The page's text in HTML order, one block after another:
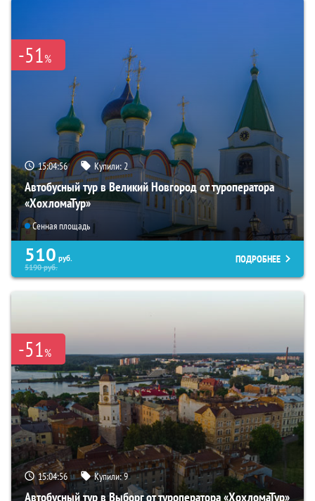
-51%
15:04:54 Купили:2
Автобусный тур в Великий Новгород от туроператора
«ХохломаТур»
Сенная площадь
510 руб.
5190руб.
ПОДРОБНЕЕ
-51%
15:04:54 Купили:9
Автобусный тур в Выборг от туроператора «ХохломаТур»